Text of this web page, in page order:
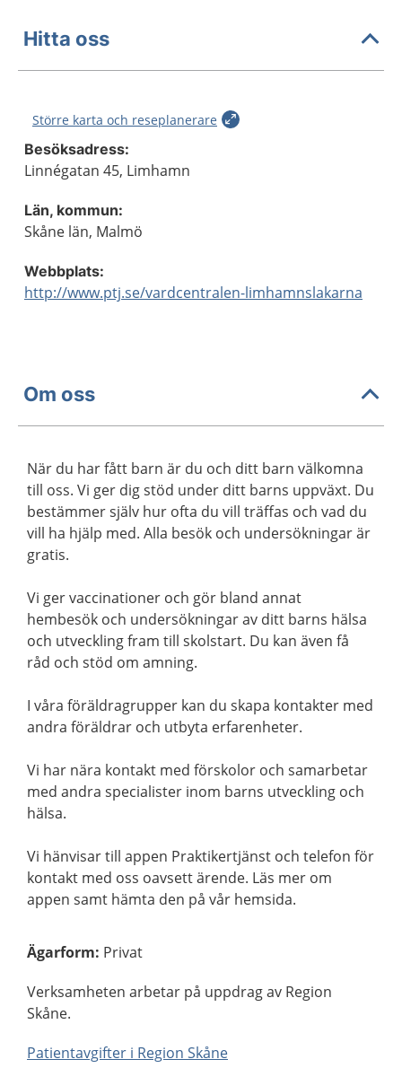
Hitta oss
Större karta och reseplanerare
Besöksadress:
Linnégatan 45, Limhamn
Län, kommun:
Skåne län, Malmö
Webbplats:
http://www.ptj.se/vardcentralen-limhamnslakarna
Om oss
När du har fått barn är du och ditt barn välkomna
till oss. Vi ger dig stöd under ditt barns uppväxt. Du
bestämmer själv hur ofta du vill träffas och vad du
vill ha hjälp med. Alla besök och undersökningar är
gratis.
Vi ger vaccinationer och gör bland annat
hembesök och undersökningar av ditt barns hälsa
och utveckling fram till skolstart. Du kan även få
råd och stöd om amning.
I våra föräldragrupper kan du skapa kontakter med
andra föräldrar och utbyta erfarenheter.
Vi har nära kontakt med förskolor och samarbetar
med andra specialister inom barns utveckling och
hälsa.
Vi hänvisar till appen Praktikertjänst och telefon för
kontakt med oss oavsett ärende. Läs mer om
appen samt hämta den på vår hemsida.
Ägarform: Privat
Verksamheten arbetar på uppdrag av Region
Skåne.
Patientavgifter i Region Skåne